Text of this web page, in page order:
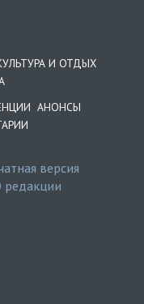
И ОТДЫХ
АНОНСЫ
версия
редакции